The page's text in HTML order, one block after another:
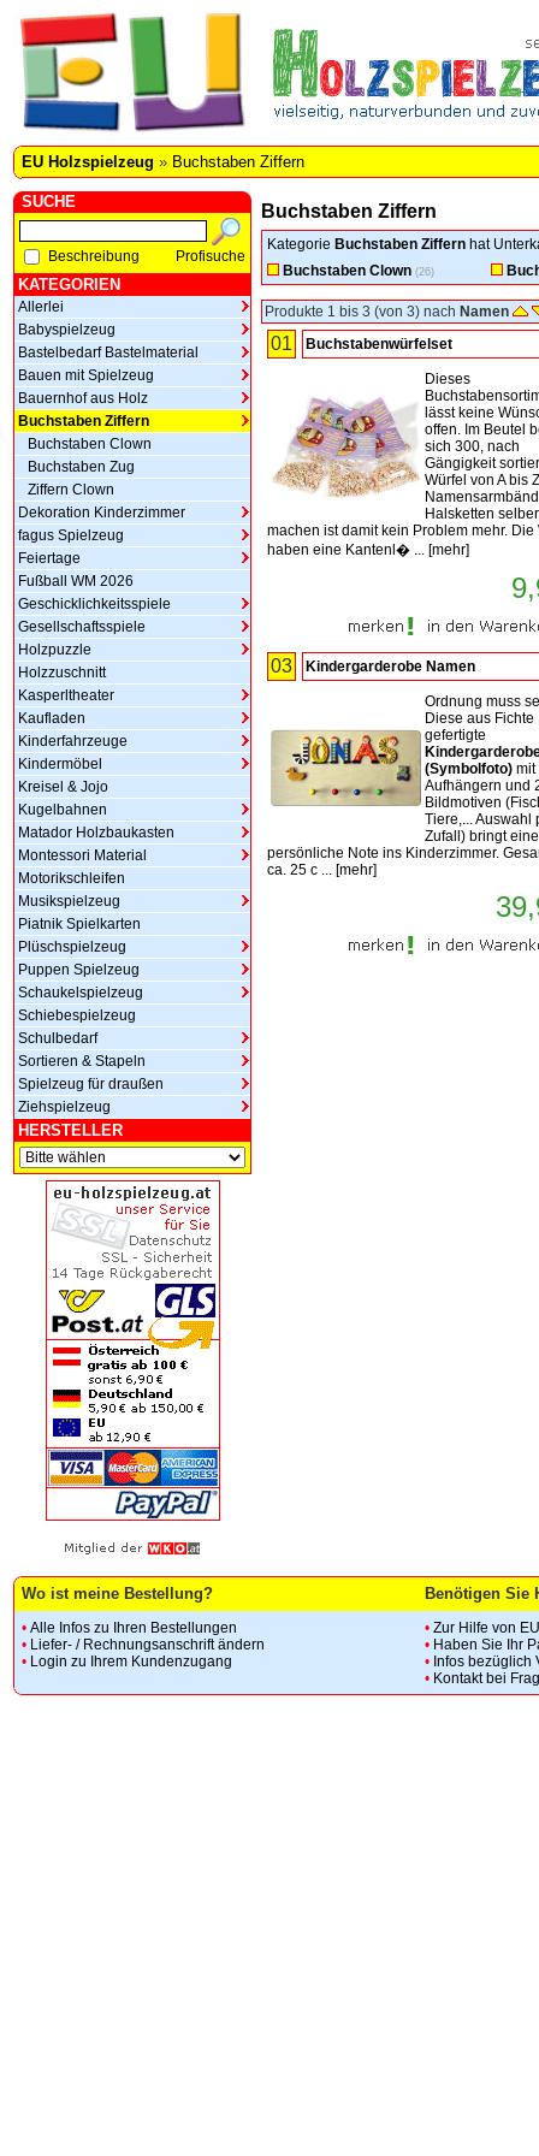
EU Holzspielzeug » Buchstaben Ziffern
SUCHE
Beschreibung Profisuche
KATEGORIEN
Allerlei
Babyspielzeug
Bastelbedarf Bastelmaterial
Bauen mit Spielzeug
Bauernhof aus Holz
Buchstaben Ziffern
Buchstaben Clown
Buchstaben Zug
Ziffern Clown
Dekoration Kinderzimmer
fagus Spielzeug
Feiertage
Fußball WM 2026
Geschicklichkeitsspiele
Gesellschaftsspiele
Holzpuzzle
Holzzuschnitt
Kasperltheater
Kaufladen
Kinderfahrzeuge
Kindermöbel
Kreisel & Jojo
Kugelbahnen
Matador Holzbaukasten
Montessori Material
Motorikschleifen
Musikspielzeug
Piatnik Spielkarten
Plüschspielzeug
Puppen Spielzeug
Schaukelspielzeug
Schiebespielzeug
Schulbedarf
Sortieren & Stapeln
Spielzeug für draußen
Ziehspielzeug
HERSTELLER
Buchstaben Ziffern
Kategorie Buchstaben Ziffern hat
Buchstaben Clown (26)
Produkte 1 bis 3 (von 3) nach Namen
01 Buchstabenwürfelset
Dieses
lässt keine
offen. Im Beutel
sich 300, nach
Gängigkeit
Würfel von A bis
Halsketten selber
machen ist damit kein Problem mehr. Die
haben eine Kantenl� ... [mehr]
03 Kindergarderobe Namen
Ordnung muss
Diese aus Fichte
gefertigte
(Symbolfoto) mit
Aufhängern und
Bildmotiven
Tiere,... Auswahl
Zufall) bringt eine
persönliche Note ins Kinderzimmer.
ca. 25 c ... [mehr]
Wo ist meine Bestellung? Benötigen Sie
• Alle Infos zu Ihren Bestellungen
• Liefer- / Rechnungsanschrift ändern
• Login zu Ihrem Kundenzugang
• Zur Hilfe von
• Haben Sie Ihr
• Infos bezüglich
• Kontakt bei